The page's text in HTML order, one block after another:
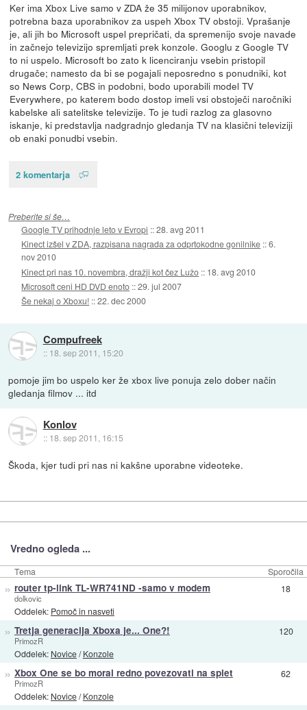
Ker ima Xbox Live samo v ZDA že 35 milijonov uporabnikov,
potrebna baza uporabnikov za uspeh Xbox TV obstoji. Vprašanje
je, ali jih bo Microsoft uspel prepričati, da spremenijo svoje navade
in začnejo televizijo spremljati prek konzole. Googlu z Google TV
to ni uspelo. Microsoft bo zato k licenciranju vsebin pristopil
drugače; namesto da bi se pogajali neposredno s ponudniki, kot
so News Corp, CBS in podobni, bodo uporabili model TV
Everywhere, po katerem bodo dostop imeli vsi obstoječi naročniki
kabelske ali satelitske televizije. To je tudi razlog za glasovno
iskanje, ki predstavlja nadgradnjo gledanja TV na klasični televiziji
ob enaki ponudbi vsebin.
2 komentarja
Preberite si še…
Google TV prihodnje leto v Evropi ::28. avg 2011
Kinect izšel v ZDA, razpisana nagrada za odprtokodne gonilnike ::6.
nov 2010
Kinect pri nas 10. novembra, dražji kot čez Lužo :: 18. avg 2010
Microsoft ceni HD DVD enoto ::29. jul 2007
Še nekaj o Xboxu! ::22. dec 2000
Compufreek
:: 18. sep 2011, 15:20
pomoje jim bo uspelo ker že xbox live ponuja zelo dober način
gledanja filmov ... itd
Konlov
:: 18. sep 2011, 16:15
Škoda, kjer tudi pri nas ni kakšne uporabne videoteke.
Vredno ogleda ...
Tema Sporočila
» router tp-link TL-WR741ND -samo v modem
dolkovic
Oddelek: Pomoč in nasveti
18
» Tretja generacija Xboxa je... One?!
PrimozR
Oddelek: Novice/Konzole
120
» Xbox One se bo moral redno povezovati na splet
PrimozR
Oddelek: Novice/Konzole
62